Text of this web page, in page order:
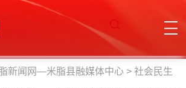
新闻网—米脂县融媒体中心 > 社会民生